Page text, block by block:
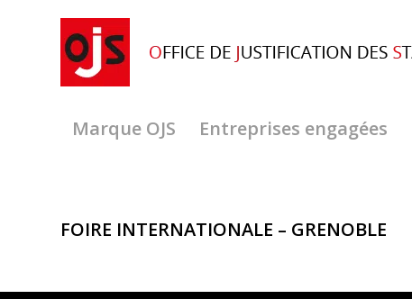
Marque OJS Entreprises engagées
FOIRE INTERNATIONALE – GRENOBLE